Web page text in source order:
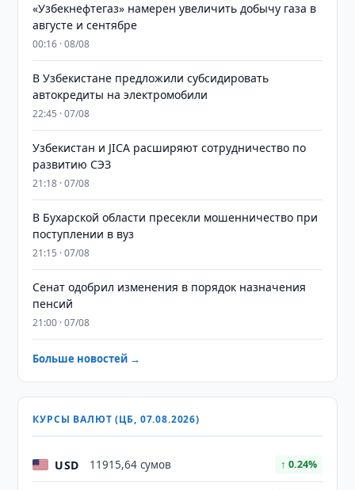
«Узбекнефтегаз» намерен увеличить добычу газа в
августе и сентябре
00:16 · 08/08
В Узбекистане предложили субсидировать
автокредиты на электромобили
22:45 · 07/08
Узбекистан и JICA расширяют сотрудничество по
развитию СЭЗ
21:18 · 07/08
В Бухарской области пресекли мошенничество при
поступлении в вуз
21:15 · 07/08
Сенат одобрил изменения в порядок назначения
пенсий
21:00 · 07/08
Больше новостей →
КУРСЫ ВАЛЮТ (ЦБ, 07.08.2026)
USD 11915,64 сумов ↑ 0.24%